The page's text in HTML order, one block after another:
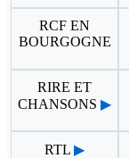
RCF EN
BOURGOGNE
RIRE ET
CHANSONS ▶
RTL ▶